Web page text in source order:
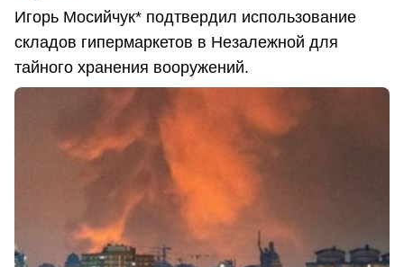
Игорь Мосийчук* подтвердил использование
складов гипермаркетов в Незалежной для
тайного хранения вооружений.